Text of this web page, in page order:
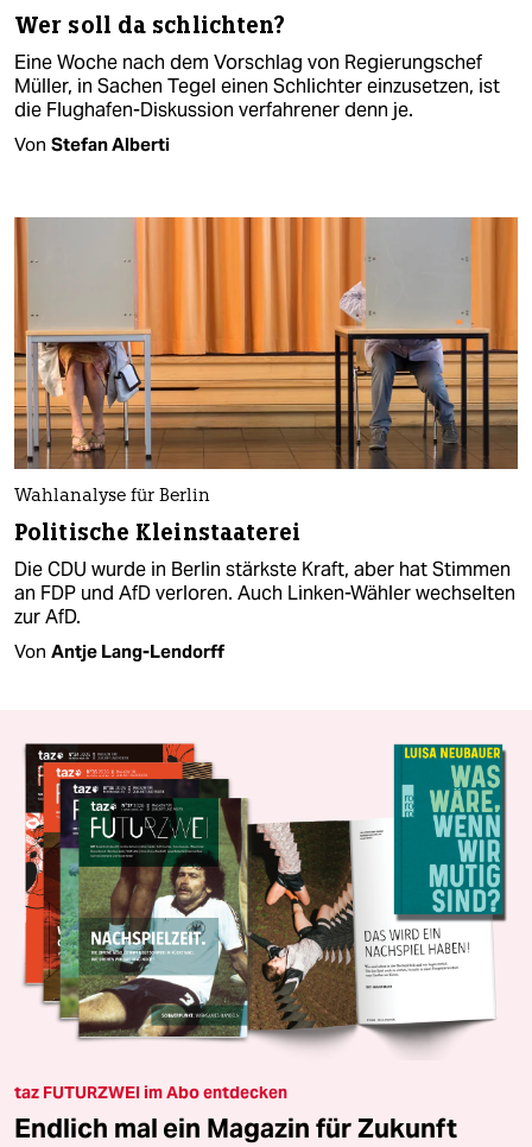
Wer soll da schlichten?
Eine Woche nach dem Vorschlag von Regierungschef
Müller, in Sachen Tegel einen Schlichter einzusetzen, ist
die Flughafen-Diskussion verfahrener denn je.
Von Stefan Alberti
Wahlanalyse für Berlin
Politische Kleinstaaterei
Die CDU wurde in Berlin stärkste Kraft, aber hat Stimmen
an FDP und AfD verloren. Auch Linken-Wähler wechselten
zur AfD.
Von Antje Lang-Lendorff
taz FUTURZWEI im Abo entdecken
Endlich mal ein Magazin für Zukunft